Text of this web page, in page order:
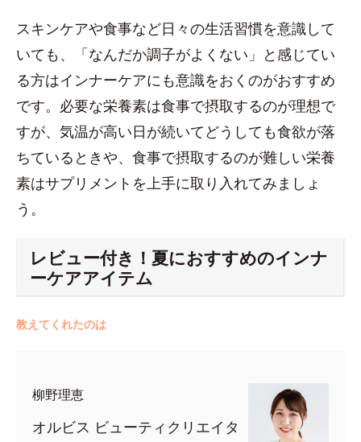
スキンケアや食事など日々の生活習慣を意識して
いても、「なんだか調子がよくない」と感じてい
る方はインナーケアにも意識をおくのがおすすめ
です。必要な栄養素は食事で摂取するのが理想で
すが、気温が高い日が続いてどうしても食欲が落
ちているときや、食事で摂取するのが難しい栄養
素はサプリメントを上手に取り入れてみましょ
う。
レビュー付き！夏におすすめのインナ
ーケアアイテム
教えてくれたのは
柳野理恵
オルビス ビューティクリエイタ